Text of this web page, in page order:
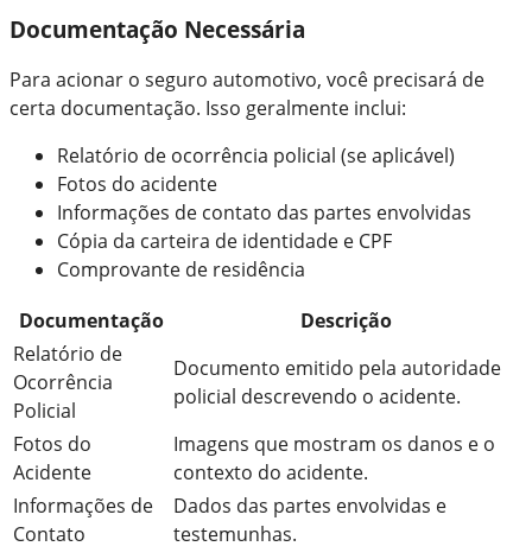
Documentação Necessária
Para acionar o seguro automotivo, você precisará de
certa documentação. Isso geralmente inclui:
Relatório de ocorrência policial (se aplicável)
Fotos do acidente
Informações de contato das partes envolvidas
Cópia da carteira de identidade e CPF
Comprovante de residência
Documentação
Descrição
Relatório de
Ocorrência
Policial
Documento emitido pela autoridade
policial descrevendo o acidente.
Fotos do
Acidente
Imagens que mostram os danos e o
contexto do acidente.
Informações de
Contato
Dados das partes envolvidas e
testemunhas.